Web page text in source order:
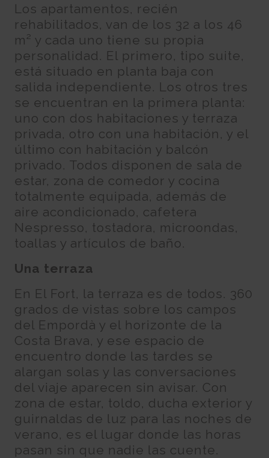
Los apartamentos, recién
rehabilitados, van de los 32 a los 46
m² y cada uno tiene su propia
personalidad. El primero, tipo suite,
está situado en planta baja con
salida independiente. Los otros tres
se encuentran en la primera planta:
uno con dos habitaciones y terraza
privada, otro con una habitación, y el
último con habitación y balcón
privado. Todos disponen de sala de
estar, zona de comedor y cocina
totalmente equipada, además de
aire acondicionado, cafetera
Nespresso, tostadora, microondas,
toallas y artículos de baño.
Una terraza
En El Fort, la terraza es de todos. 360
grados de vistas sobre los campos
del Empordà y el horizonte de la
Costa Brava, y ese espacio de
encuentro donde las tardes se
alargan solas y las conversaciones
del viaje aparecen sin avisar. Con
zona de estar, toldo, ducha exterior y
guirnaldas de luz para las noches de
verano, es el lugar donde las horas
pasan sin que nadie las cuente.